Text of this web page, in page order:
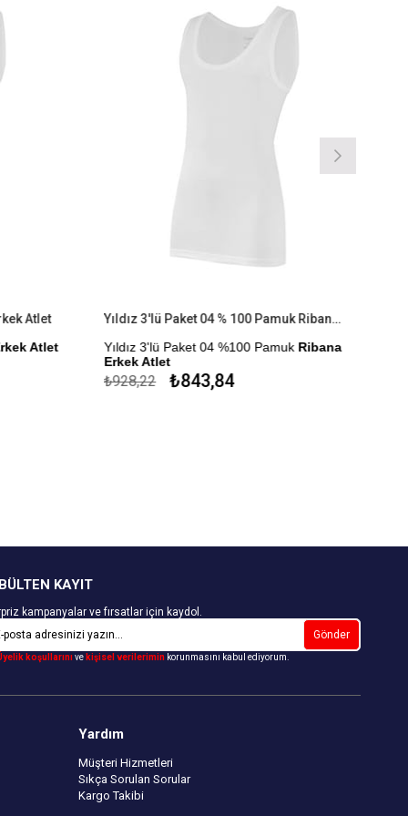
Atlet
Atlet
Yıldız 3'lü Paket 04 % 100 Pamuk Ribana Erkek Atlet
Yıldız 3'lü Paket 04 %100 Pamuk Ribana
Erkek Atlet
Çekmezlik Sanfor Testi Yapılmıştır.
₺843,84
₺928,22
KAYIT
kampanyalar ve fırsatlar için kaydol.
Gönder
koşullarınıve kişisel verileriminkorunmasını kabul ediyorum.
Yardım
Müşteri Hizmetleri
Sıkça Sorulan Sorular
Kargo Takibi